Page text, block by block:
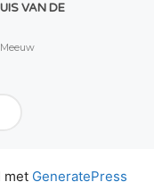
VAN DE
met GeneratePress